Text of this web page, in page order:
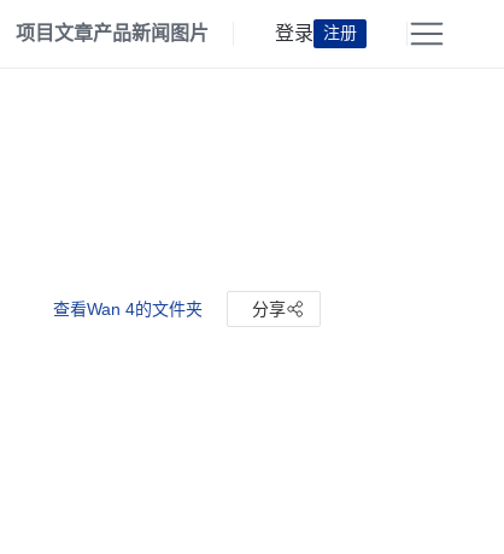
项目文章产品新闻 图片 登录 注册
查看Wan 4的文件夹 分享